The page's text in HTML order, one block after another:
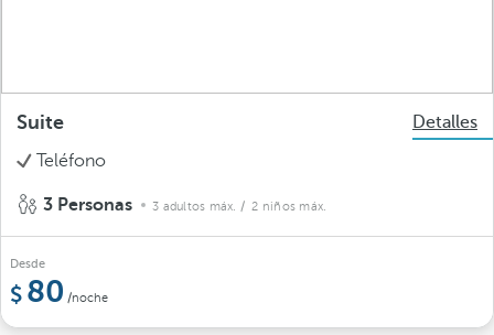
Suite
Detalles
Teléfono
3 Personas 3 adultos máx. / 2 niños máx.
Desde
80 /noche